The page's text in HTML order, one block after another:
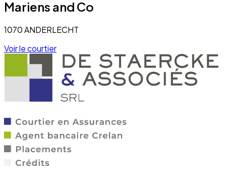
Mariens and Co
1070 ANDERLECHT
Voir le courtier